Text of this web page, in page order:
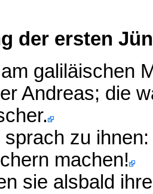
der ersten
galiläischen
Andreas; die
zu
machen!
sie alsbald